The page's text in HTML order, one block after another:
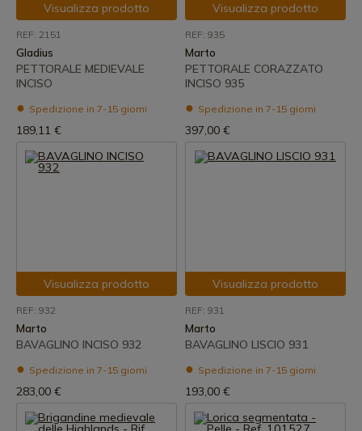
Visualizza prodotto
REF: 2151
Gladius
PETTORALE MEDIEVALE
INCISO
Spedizione in 7-15 giorni
189,11 €
Visualizza prodotto
REF: 935
Marto
PETTORALE CORAZZATO
INCISO 935
Spedizione in 7-15 giorni
397,00 €
Visualizza prodotto
REF: 932
Marto
BAVAGLINO INCISO 932
Spedizione in 7-15 giorni
283,00 €
Visualizza prodotto
REF: 931
Marto
BAVAGLINO LISCIO 931
Spedizione in 7-15 giorni
193,00 €